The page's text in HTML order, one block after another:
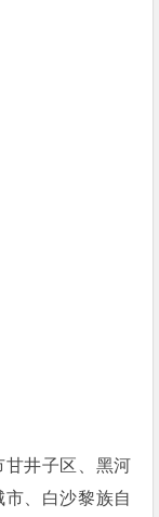
甘井子区、黑河
、白沙黎族自